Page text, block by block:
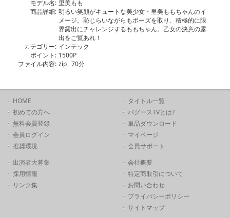
モデル名: 里美もも
商品詳細: 明るい笑顔がキュートな美少女・里美ももちゃんのイ
メージ。恥じらいながらもポーズを取り、積極的に限
界露出にチャレンジするももちゃん。乙女の決意の露
出をご覧あれ！
カテゴリー: インテック
ポイント: 1500P
ファイル内容: zip 70分
HOME
初めての方へ
無料会員登録
会員ログイン
推奨環境
タイトル一覧
バグースTVとは?
単品ダウンロード
マイページ
会員サポート
出演者大募集
採用情報
リンク集
会社概要
特定商取引について
お問い合わせ
プライバシーポリシー
サイトマップ